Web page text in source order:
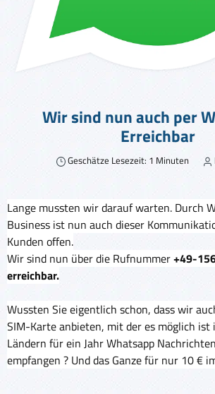
Wir sind nun auch per
Erreichbar
Geschätze Lesezeit: 1 Minuten
Lange mussten wir darauf warten. Durch
Business ist nun auch dieser
Kunden offen.
Wir sind nun über die Rufnummer+49-
erreichbar.
Wussten Sie eigentlich schon, dass wir
SIM-Karte anbieten, mit der es möglich ist
Ländern für ein Jahr Whatsapp
empfangen ? Und das Ganze für nur 10 €